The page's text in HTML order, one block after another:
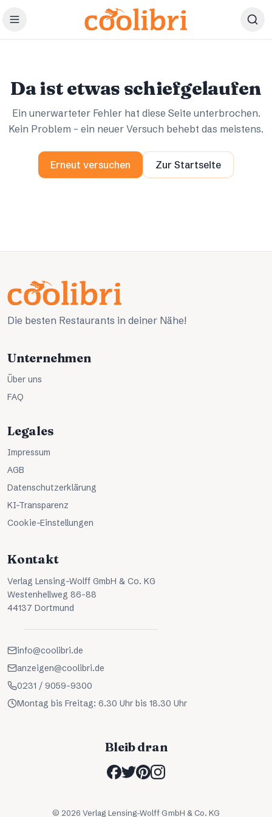
Zum Hauptinhalt springen
Da ist etwas schiefgelaufen
Ein unerwarteter Fehler hat diese Seite unterbrochen.
Kein Problem – ein neuer Versuch behebt das meistens.
Erneut versuchen Zur Startseite
Die besten Restaurants in deiner Nähe!
Unternehmen
Über uns
FAQ
Legales
Impressum
AGB
Datenschutzerklärung
KI-Transparenz
Cookie-Einstellungen
Kontakt
Verlag Lensing-Wolff GmbH & Co. KG
Westenhellweg 86-88
44137 Dortmund
info@coolibri.de
anzeigen@coolibri.de
0231 / 9059-9300
Montag bis Freitag: 6.30 Uhr bis 18.30 Uhr
Bleib dran
© 2026 Verlag Lensing-Wolff GmbH & Co. KG